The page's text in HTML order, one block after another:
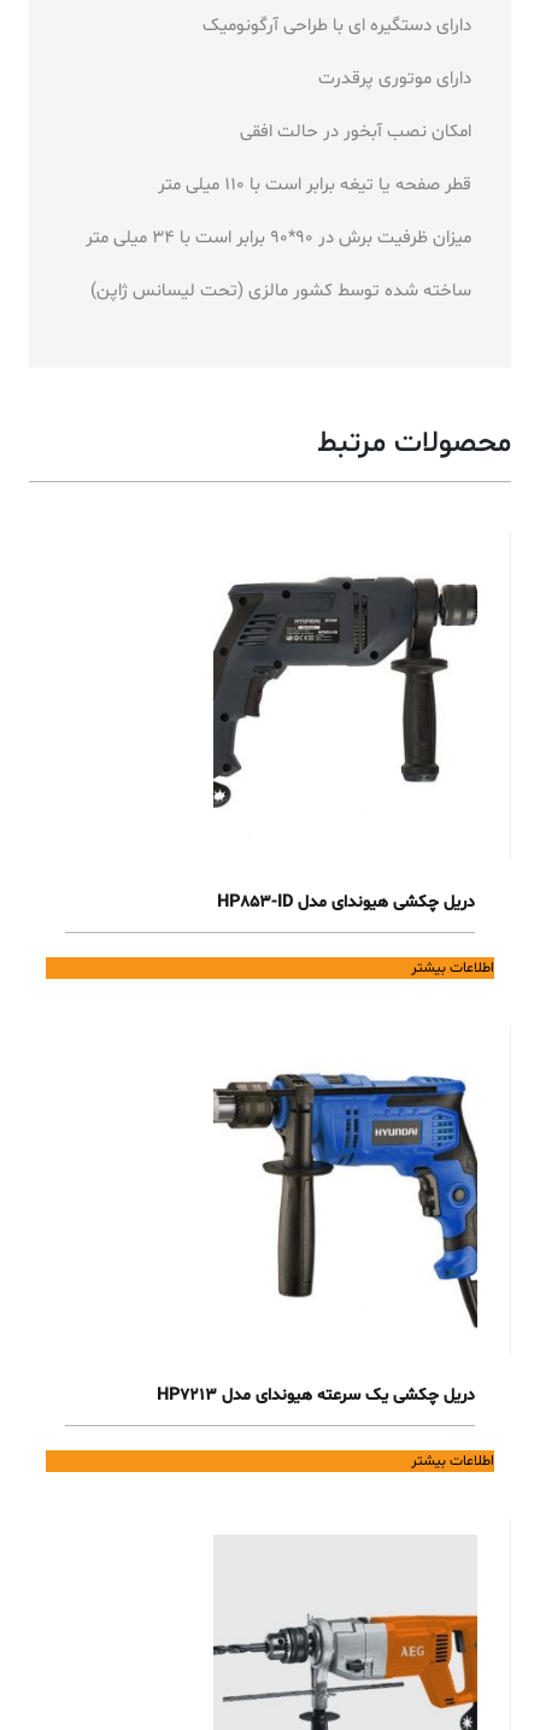
دارای دستگیره ای با طراحی آرگونومیک
دارای موتوری پرقدرت
امکان نصب آبخور در حالت افقی
قطر صفحه یا تیغه برابر است با 110 میلی متر
میزان ظرفیت برش در 90*90 برابر است با 34 میلی متر
ساخته شده توسط کشور مالزی (تحت لیسانس ژاپن)
محصولات مرتبط
دریل چکشی هیوندای مدل HP853-ID
اطلاعات بیشتر
دریل چکشی یک سرعته هیوندای مدل HP7213
اطلاعات بیشتر